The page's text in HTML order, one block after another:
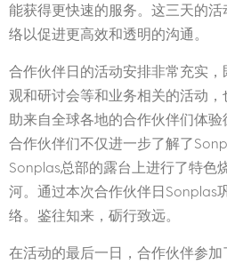
能获得更快速的服务。这三天的
络以促进更高效和透明的沟通。
合作伙伴日的活动安排非常充实
观和研讨会等和业务相关的活动
助来自全球各地的合作伙伴们体
合作伙伴们不仅进一步了解了
Sonplas总部的露台上进行了特色
河。通过本次合作伙伴日Sonplas
络。鉴往知来，砺行致远。
在活动的最后一日，合作伙伴参